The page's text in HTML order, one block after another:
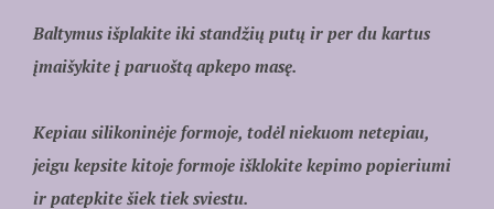
Baltymus išplakite iki standžių putų ir per du kartus
įmaišykite į paruoštą apkepo masę.
Kepiau silikoninėje formoje, todėl niekuom netepiau,
jeigu kepsite kitoje formoje išklokite kepimo popieriumi
ir patepkite šiek tiek sviestu.